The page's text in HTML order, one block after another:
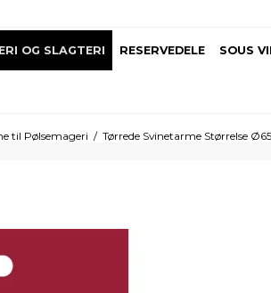
OG SLAGTERI RESERVEDELE SOUS
til Pølsemageri / Tørrede Svinetarme Størrelse